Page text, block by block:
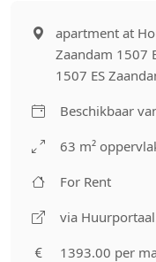
apartment at
Zaandam 1507
1507 ES
Beschikbaar
63 m²
For Rent
via
1393.00 per